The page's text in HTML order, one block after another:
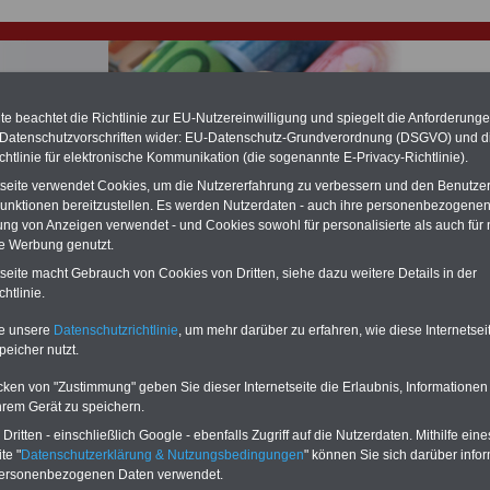
für Beamte & Ruhestandsbeamte (zu geringe Alimentation)
hat die Landesbesoldung von Berlin für die Jahre 2008 bis
erklärt (Berlin muss bisMärz 2027 eine Neuregelung der
die zun hohen Nachzahlungen führen wird). Auch beim Bund
wird es hohe Nachzahlungen geben (Medienberichten
alle (!) Beamte zwischen mind. 3.000 und 13.000 Euro
,rechnen. Der INFO-
hierzu eine Broschüre heraus, die unmittelbar nach dem Beschluss des
der Bundesregierung vorgelegt wird (im II. Quartal.2026 >>>
Beamte und den öffentlichen Dienst in Thüringen:
mit drei Ratgebern für nur
für Beamtinnen
PDF-SERVICE: 10 Bücher bzw. eBooks
wichtigen Themen für Beamte und
beachtet die Richtlinie zur EU-Nutzereinwilligung und spiegelt die
wider: EU-Datenschutz-Grundverordnung (DSGVO) und
für elektronische Kommunikation (die sogenannte E-Privacy-Richtlinie).
verwendet Cookies, um die Nutzererfahrung zu verbessern und den
bereitzustellen. Es werden Nutzerdaten - auch ihre
von Anzeigen verwendet - und Cookies sowohl für personalisierte als auch für
Werbung genutzt.
macht Gebrauch von Cookies von Dritten, siehe dazu weitere Details in der
unsere Datenschutzrichtlinie , um mehr darüber zu erfahren, wie diese
nutzt.
von "Zustimmung" geben Sie dieser Internetseite die Erlaubnis, Informationen
Gerät zu speichern.
- einschließlich Google - ebenfalls Zugriff auf die Nutzerdaten. Mithilfe
"Datenschutzerklärung & Nutzungsbedingungen" können Sie sich darüber
Daten verwendet.